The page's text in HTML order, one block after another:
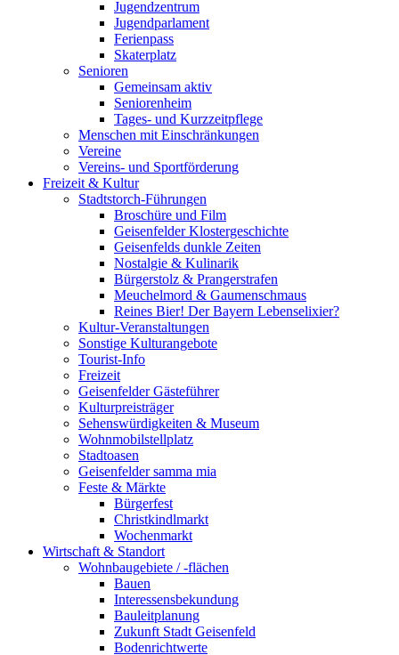
Jugendzentrum
Jugendparlament
Ferienpass
Skaterplatz
Senioren
Gemeinsam aktiv
Seniorenheim
Tages- und Kurzzeitpflege
Menschen mit Einschränkungen
Vereine
Vereins- und Sportförderung
Freizeit & Kultur
Stadtstorch-Führungen
Broschüre und Film
Geisenfelder Klostergeschichte
Geisenfelds dunkle Zeiten
Nostalgie & Kulinarik
Bürgerstolz & Prangerstrafen
Meuchelmord & Gaumenschmaus
Reines Bier! Der Bayern Lebenselixier?
Kultur-Veranstaltungen
Sonstige Kulturangebote
Tourist-Info
Freizeit
Geisenfelder Gästeführer
Kulturpreisträger
Sehenswürdigkeiten & Museum
Wohnmobilstellplatz
Stadtoasen
Geisenfelder samma mia
Feste & Märkte
Bürgerfest
Christkindlmarkt
Wochenmarkt
Wirtschaft & Standort
Wohnbaugebiete / -flächen
Bauen
Interessensbekundung
Bauleitplanung
Zukunft Stadt Geisenfeld
Bodenrichtwerte